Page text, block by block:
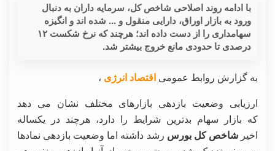
با ادامه روند اصلاحی شاخص کل، سرمایه داران به دنبال
ورود به بازار اوراق، دارایی منقول و ... شده اند و انگیزه
سهامداری را از دست داده اند؛ هرچند که نرخ شکست ۱۲
درصدی تا حدودی مانع خروج بیشتر شد.
به گزارش روابط عمومی اقتصاد انرژی ،
ارزیابی وضعیت بازدهی بازارهای مختلف نشان می دهد
که بازار سهام بدترین شرایط را دارد، هرچند در یکساله
اخیر شاخص کل بورس رشد داشته اما وضعیت بازدهی نمادها